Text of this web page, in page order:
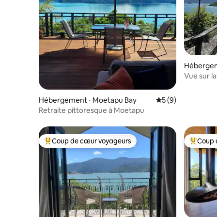
Hébergement ⋅ Moetapu Bay Évaluation
5 (9)
Retraite pittoresque à Moetapu
o Bay
Vue sur
Coups de cœur voyageurs les plus appréciés
Coup de cœur voyageurs Coups
Coup